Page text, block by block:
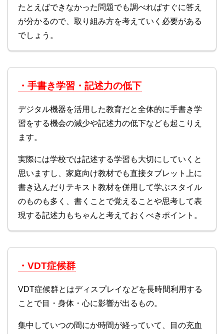
たとえばできなかった問題でも調べればすぐに答え
が分かるので、取り組み方を考えていく必要がある
でしょう。
・手書き学習・記述力の低下
デジタル機器を活用した教育だと全体的に手書き学
習をする機会の減少や記述力の低下なども起こりえ
ます。
実際には学校では記述する学習も大切にしていくと
思いますし、家庭向け教材でも直接タブレット上に
書き込んだりテキスト教材を併用して学ぶスタイル
のものも多く、書くことで覚えることや思考して表
現する記述力もちゃんと考えておくべきポイント。
・VDT症候群
VDT症候群とはディスプレイなどを長時間利用する
ことで目・身体・心に影響が出るもの。
集中していつの間にか時間が経っていて、目の充血